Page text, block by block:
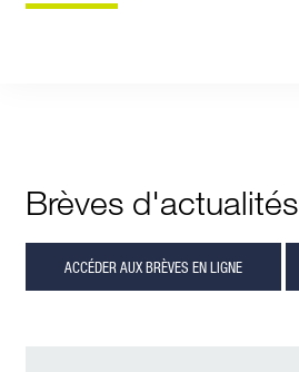
Brèves d'actualités
ACCÉDER AUX BRÈVES EN LIGNE